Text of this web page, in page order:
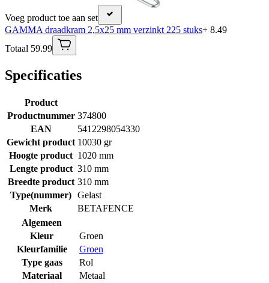
Voeg product toe aan set
GAMMA draadkram 2,5x25 mm verzinkt 225 stuks+ 8.49
Totaal 59.99
Specificaties
Product
Productnummer 374800
EAN
5412298054330
Gewicht product 10030 gr
Hoogte product 1020 mm
Lengte product 310 mm
Breedte product 310 mm
Type(nummer) Gelast
Merk
BETAFENCE
Algemeen
Kleur
Groen
Kleurfamilie
Groen
Type gaas
Rol
Materiaal
Metaal